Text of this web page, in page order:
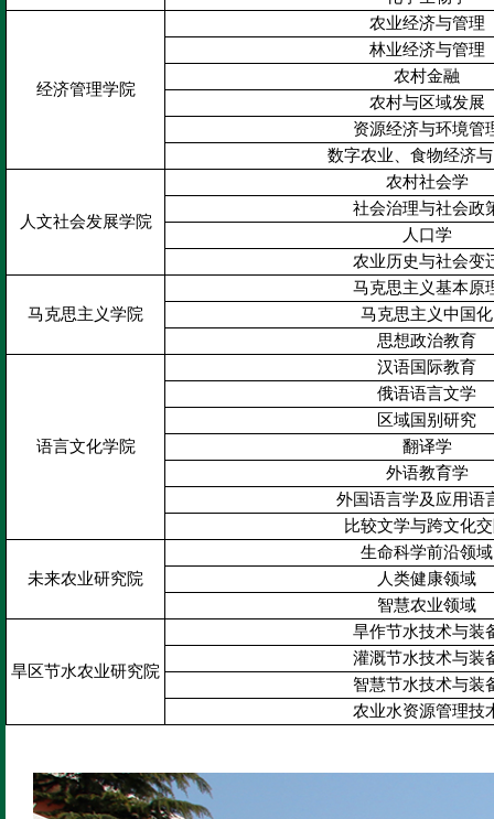
经济管理学院
农业经济与管理
林业经济与管理
农村金融
农村与区域发展
资源经济与环境管
数字农业、食物经济
人文社会发展学院
农村社会学
社会治理与社会政
人口学
农业历史与社会变
马克思主义学院
马克思主义基本原
马克思主义中国化
思想政治教育
语言文化学院
汉语国际教育
俄语语言文学
区域国别研究
翻译学
外语教育学
外国语言学及应用语
比较文学与跨文化
未来农业研究院
生命科学前沿领域
人类健康领域
智慧农业领域
旱区节水农业研究院
旱作节水技术与装
灌溉节水技术与装
智慧节水技术与装
农业水资源管理技